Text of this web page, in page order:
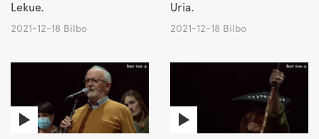
Lekue.
2021-12-18 Bilbo
Uria.
2021-12-18 Bilbo